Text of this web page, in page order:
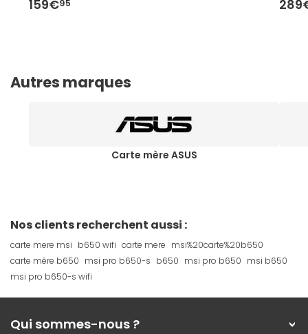
159€95
Autres marques
Carte mère ASUS
Nos clients recherchent aussi :
carte mere msi b650 wifi carte mere msi%20carte%20b650
carte mère b650 msi pro b650-s b650 msi pro b650 msi b650
msi pro b650-s wifi
Qui sommes-nous ?